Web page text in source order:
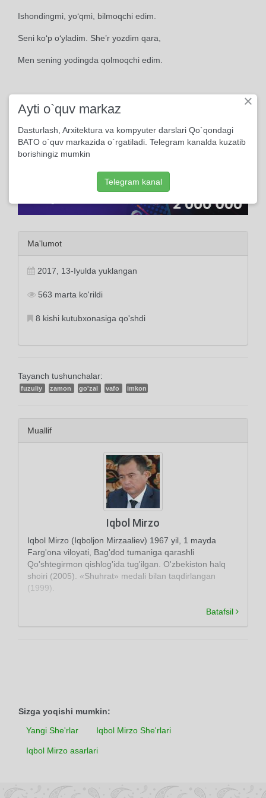
Ishondingmi, yo‘qmi, bilmoqchi edim.
Seni ko‘p o‘yladim. She’r yozdim qara,
Men sening yodingda qolmoqchi edim.
1998
Ma'lumot
2017, 13-Iyulda yuklangan
563 marta ko'rildi
8 kishi kutubxonasiga qo'shdi
Tayanch tushunchalar:
fuzuliy zamon go'zal vafo imkon
Muallif
Iqbol Mirzo
Iqbol Mirzo (Iqboljon Mirzaaliev) 1967 yil, 1 mayda
Farg'ona viloyati, Bag'dod tumaniga qarashli
Qo'shtegirmon qishlog'ida tug'ilgan. O'zbekiston halq
shoiri (2005). «Shuhrat» medali bilan taqdirlangan
(1999).
Batafsil
Sizga yoqishi mumkin:
Yangi She'rlar
Iqbol Mirzo She'rlari
Iqbol Mirzo asarlari
×
Ayti o`quv markaz
Dasturlash, Arxitektura va kompyuter darslari Qo`qondagi
BATO o`quv markazida o`rgatiladi. Telegram kanalda kuzatib
borishingiz mumkin
Telegram kanal